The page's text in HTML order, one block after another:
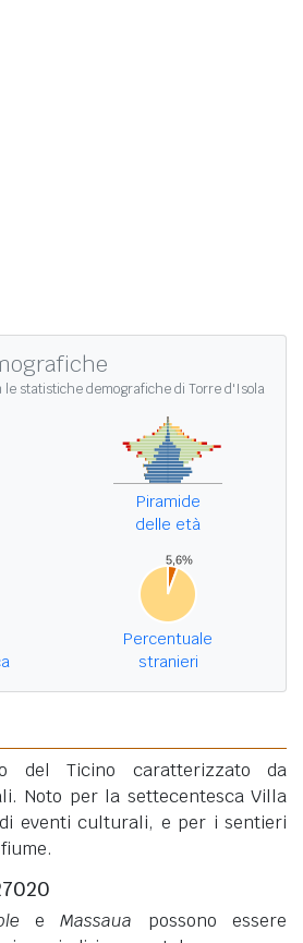
le statistiche demografiche di Torre d'Isola
Piramide
delle età
Percentuale
stranieri
del Ticino caratterizzato da
Noto per la settecentesca Villa
eventi culturali, e per i sentieri
eMassaua possono essere